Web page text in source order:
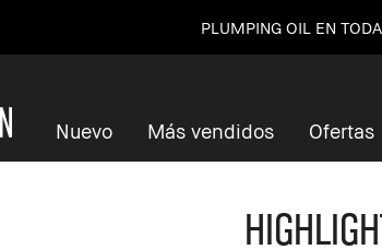
PLUMPING OIL EN
Nuevo Más vendidos Ofertas